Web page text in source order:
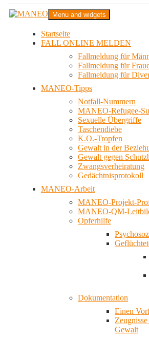
Zum
InhaltMANEO
Das schwule Anti-Gewalt-Projekt in Berlin
Menu and widgets
Startseite
FALL ONLINE MELDEN
Fallmeldung für
Fallmeldung für
Fallmeldung für
MANEO-Tipps
Notfall-Nummern
MANEO-Refugee-
Sexuelle Übergriffe
Taschendiebe
K.O.-Tropfen
Gewalt in der
Gewalt gegen
Zwangsverheiratung
Gedächtnisprotokoll
MANEO-Arbeit
MANEO-Projekt-
MANEO-QM-
Opferhilfe
Dokumentation
Einen
Gewalt